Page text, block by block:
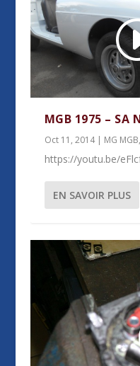
MGB 1975 – SA
Oct 11, 2014| MG MGB,
https://youtu.be/
EN SAVOIR PLUS